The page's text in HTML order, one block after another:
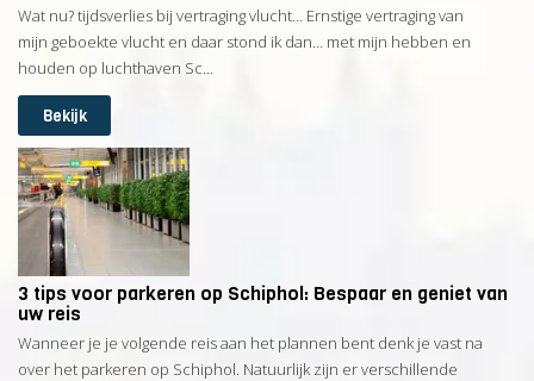
Wat nu? tijdsverlies bij vertraging vlucht… Ernstige vertraging van
mijn geboekte vlucht en daar stond ik dan… met mijn hebben en
houden op luchthaven Sc...
Bekijk
3 tips voor parkeren op Schiphol: Bespaar en geniet van
uw reis
Wanneer je je volgende reis aan het plannen bent denk je vast na
over het parkeren op Schiphol. Natuurlijk zijn er verschillende